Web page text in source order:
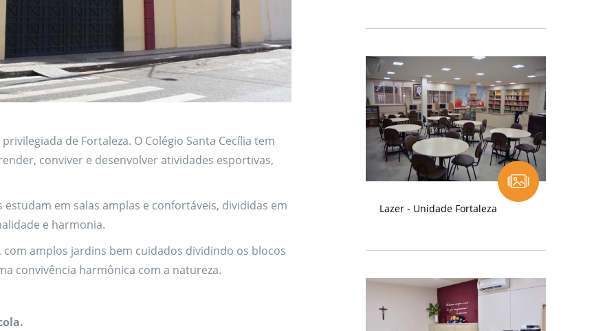
de Fortaleza. O Colégio Santa Cecília tem
conviver e desenvolver atividades esportivas,
em salas amplas e confortáveis, divididas em
e harmonia.
com amplos jardins bem cuidados dividindo os blocos
convivência harmônica com a natureza.
Lazer - Unidade Fortaleza